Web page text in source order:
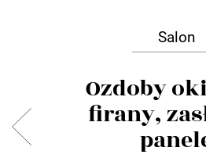
Salon
Ozdoby
firany,